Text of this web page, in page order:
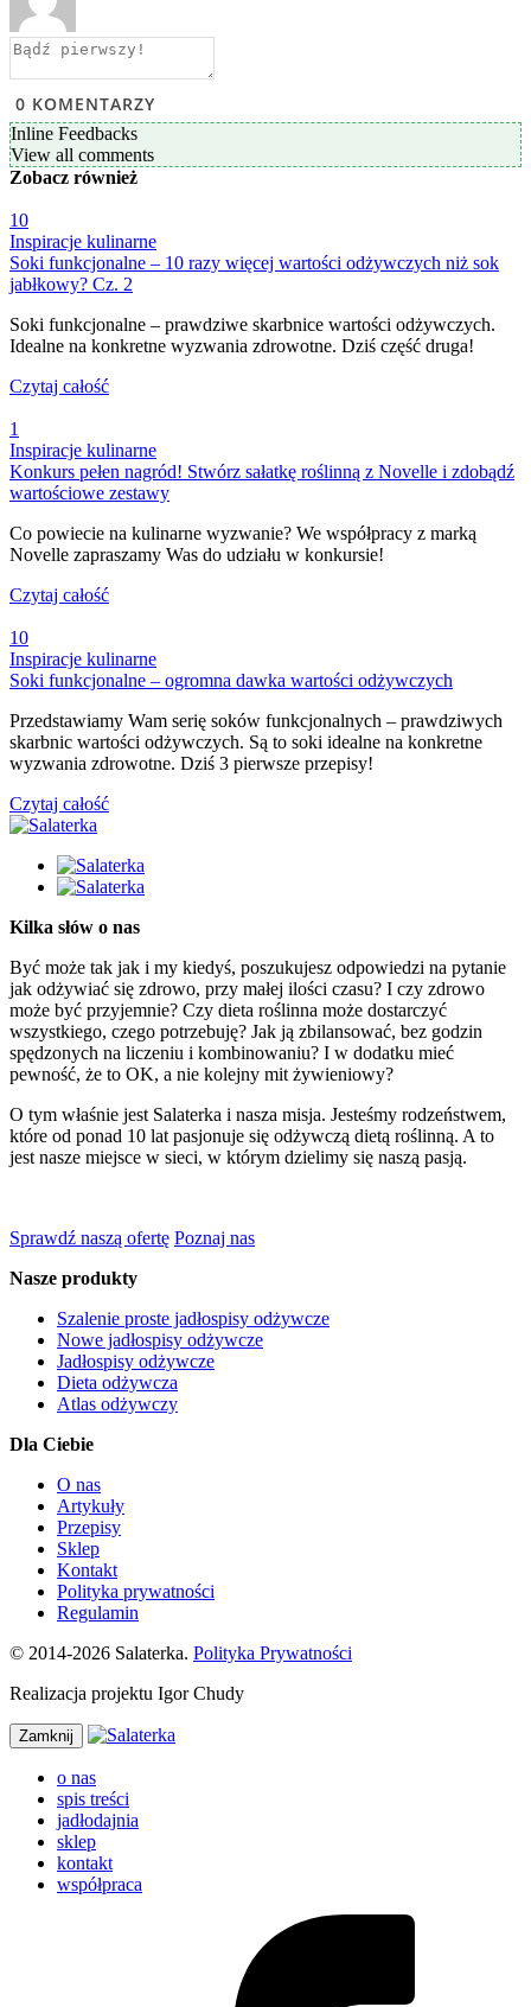
0 KOMENTARZY
Inline Feedbacks
View all comments
Zobacz również
10
Inspiracje kulinarne
Soki funkcjonalne – 10 razy więcej wartości odżywczych niż sok
jabłkowy? Cz. 2
Soki funkcjonalne – prawdziwe skarbnice wartości odżywczych.
Idealne na konkretne wyzwania zdrowotne. Dziś część druga!
Czytaj całość
1
Inspiracje kulinarne
Konkurs pełen nagród! Stwórz sałatkę roślinną z Novelle i zdobądź
wartościowe zestawy
Co powiecie na kulinarne wyzwanie? We współpracy z marką
Novelle zapraszamy Was do udziału w konkursie!
Czytaj całość
10
Inspiracje kulinarne
Soki funkcjonalne – ogromna dawka wartości odżywczych
Przedstawiamy Wam serię soków funkcjonalnych – prawdziwych
skarbnic wartości odżywczych. Są to soki idealne na konkretne
wyzwania zdrowotne. Dziś 3 pierwsze przepisy!
Czytaj całość
Kilka słów o nas
Być może tak jak i my kiedyś, poszukujesz odpowiedzi na pytanie
jak odżywiać się zdrowo, przy małej ilości czasu? I czy zdrowo
może być przyjemnie? Czy dieta roślinna może dostarczyć
wszystkiego, czego potrzebuję? Jak ją zbilansować, bez godzin
spędzonych na liczeniu i kombinowaniu? I w dodatku mieć
pewność, że to OK, a nie kolejny mit żywieniowy?
O tym właśnie jest Salaterka i nasza misja. Jesteśmy rodzeństwem,
które od ponad 10 lat pasjonuje się odżywczą dietą roślinną. A to
jest nasze miejsce w sieci, w którym dzielimy się naszą pasją.
Sprawdź naszą ofertę Poznaj nas
Nasze produkty
Szalenie proste jadłospisy odżywcze
Nowe jadłospisy odżywcze
Jadłospisy odżywcze
Dieta odżywcza
Atlas odżywczy
Dla Ciebie
O nas
Artykuły
Przepisy
Sklep
Kontakt
Polityka prywatności
Regulamin
© 2014-2026 Salaterka. Polityka Prywatności
Realizacja projektu Igor Chudy
Zamknij
o nas
spis treści
jadłodajnia
sklep
kontakt
współpraca